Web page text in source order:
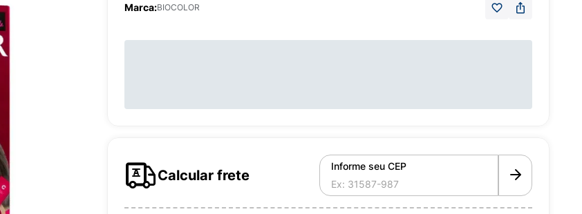
Marca:BIOCOLOR
Calcular frete
Informe seu CEP